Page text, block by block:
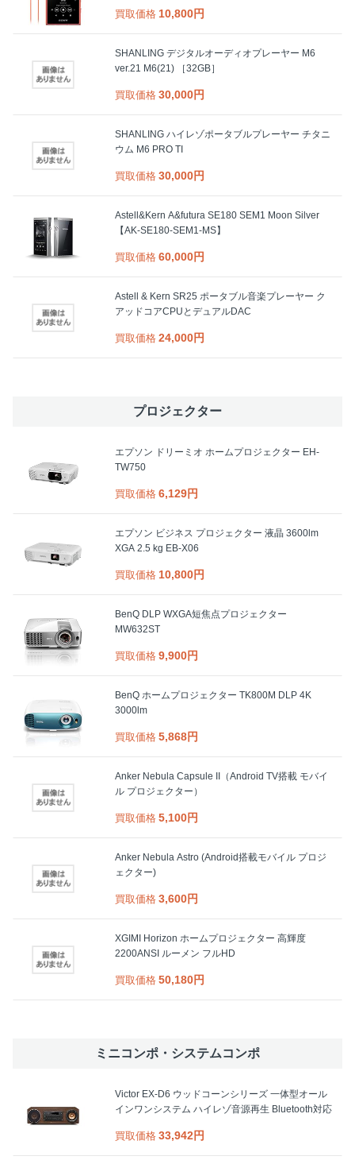
買取価格 10,800円
SHANLING デジタルオーディオプレーヤー M6
ver.21 M6(21) ［32GB］
買取価格 30,000円
SHANLING ハイレゾポータブルプレーヤー チタニ
ウム M6 PRO TI
買取価格 30,000円
Astell&Kern A&futura SE180 SEM1 Moon Silver
【AK-SE180-SEM1-MS】
買取価格 60,000円
Astell & Kern SR25 ポータブル音楽プレーヤー ク
アッドコアCPUとデュアルDAC
買取価格 24,000円
プロジェクター
エプソン ドリーミオ ホームプロジェクター EH-
TW750
買取価格 6,129円
エプソン ビジネス プロジェクター 液晶 3600lm
XGA 2.5 kg EB-X06
買取価格 10,800円
BenQ DLP WXGA短焦点プロジェクター
MW632ST
買取価格 9,900円
BenQ ホームプロジェクター TK800M DLP 4K
3000lm
買取価格 5,868円
Anker Nebula Capsule II（Android TV搭載 モバイ
ル プロジェクター）
買取価格 5,100円
Anker Nebula Astro (Android搭載モバイル プロジ
ェクター)
買取価格 3,600円
XGIMI Horizon ホームプロジェクター 高輝度
2200ANSI ルーメン フルHD
買取価格 50,180円
ミニコンポ・システムコンポ
Victor EX-D6 ウッドコーンシリーズ 一体型オール
インワンシステム ハイレゾ音源再生 Bluetooth対応
買取価格 33,942円